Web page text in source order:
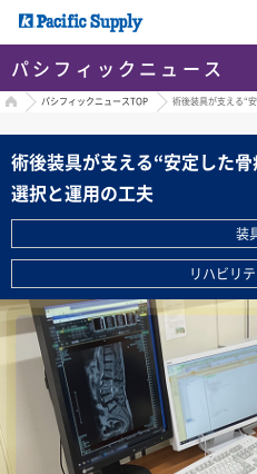
パシフィックニュース
HOMEパシフィックニュースTOP 術後装具が支える“
術後装具が支える“安定した
選択と運用の工夫
装
リハビリ